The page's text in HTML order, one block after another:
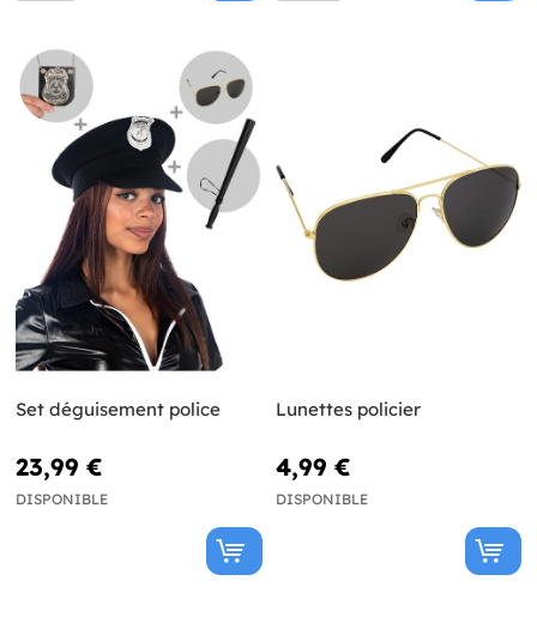
Set déguisement police
23,99 €
DISPONIBLE
Lunettes policier
4,99 €
DISPONIBLE